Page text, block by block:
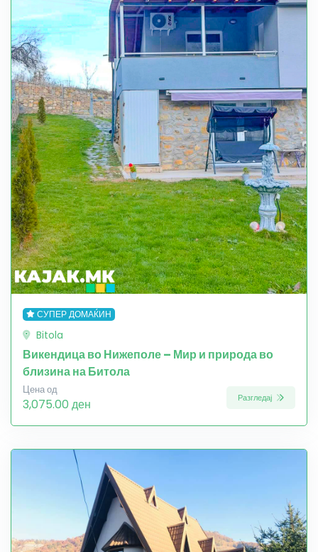
СУПЕР ДОМАЌИН
Bitola
Викендица во Нижеполе – Мир и природа во
близина на Битола
Цена од
3,075.00 ден Разгледај